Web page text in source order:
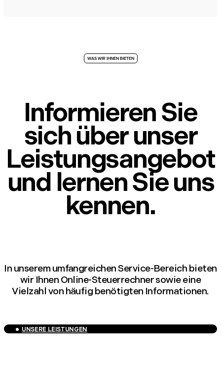
WAS WIR IHNEN BIETEN
Informieren Sie
sich über unser
Leistungsangebot
und lernen Sie uns
kennen.
In unserem umfangreichen Service-Bereich bieten
wir Ihnen Online-Steuerrechner sowie eine
Vielzahl von häufig benötigten Informationen.
UNSERE LEISTUNGEN